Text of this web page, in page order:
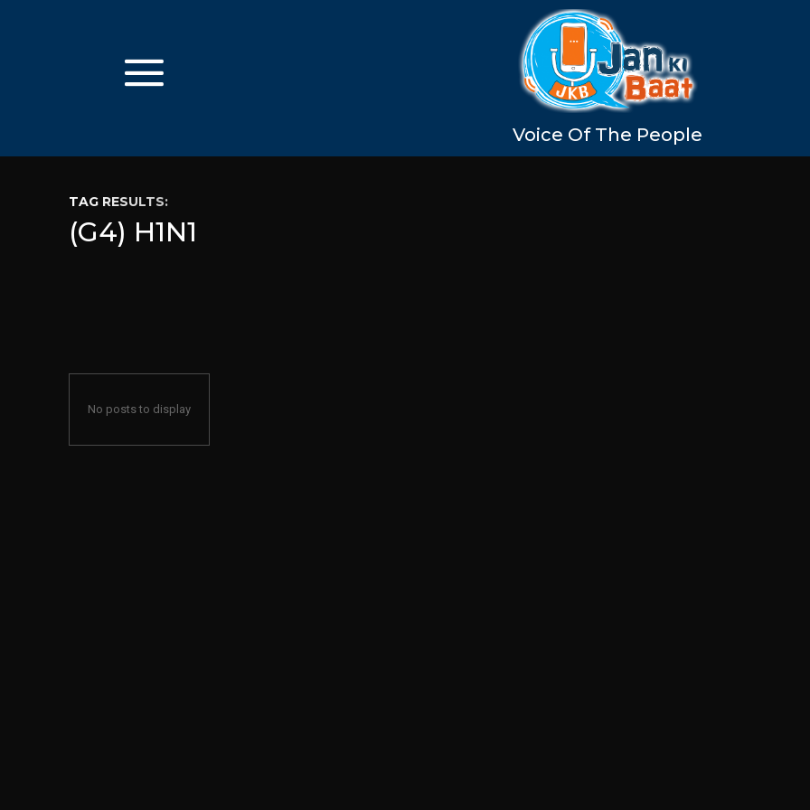
Voice Of The People
TAG RESULTS:
(G4) H1N1
No posts to display